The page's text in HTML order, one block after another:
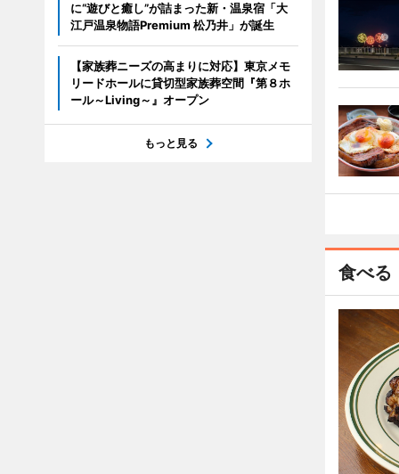
食べる
に“遊びと癒し”が詰まった新・温泉宿「大
江戸温泉物語Premium 松乃井」が誕生
【家族葬ニーズの高まりに対応】東京メモ
リードホールに貸切型家族葬空間『第８ホ
ール～Living～』オープン
もっと見る